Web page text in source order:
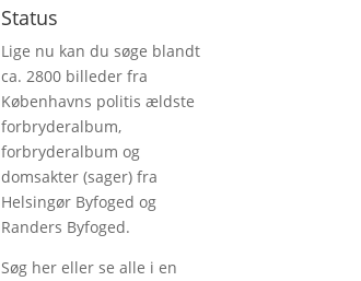
Status
Lige nu kan du søge blandt
ca. 2800 billeder fra
Københavns politis ældste
forbryderalbum,
forbryderalbum og
domsakter (sager) fra
Helsingør Byfoged og
Randers Byfoged.
Søg her eller se alle i en